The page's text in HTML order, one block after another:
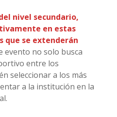
nivel secundario,
en estas
que se extenderán
evento no solo busca
entre los
seleccionar a los más
a la institución en la